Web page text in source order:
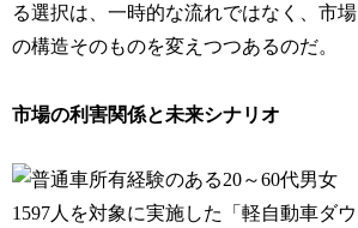
る選択は、一時的な流れではなく、市場
の構造そのものを変えつつあるのだ。
市場の利害関係と未来シナリオ